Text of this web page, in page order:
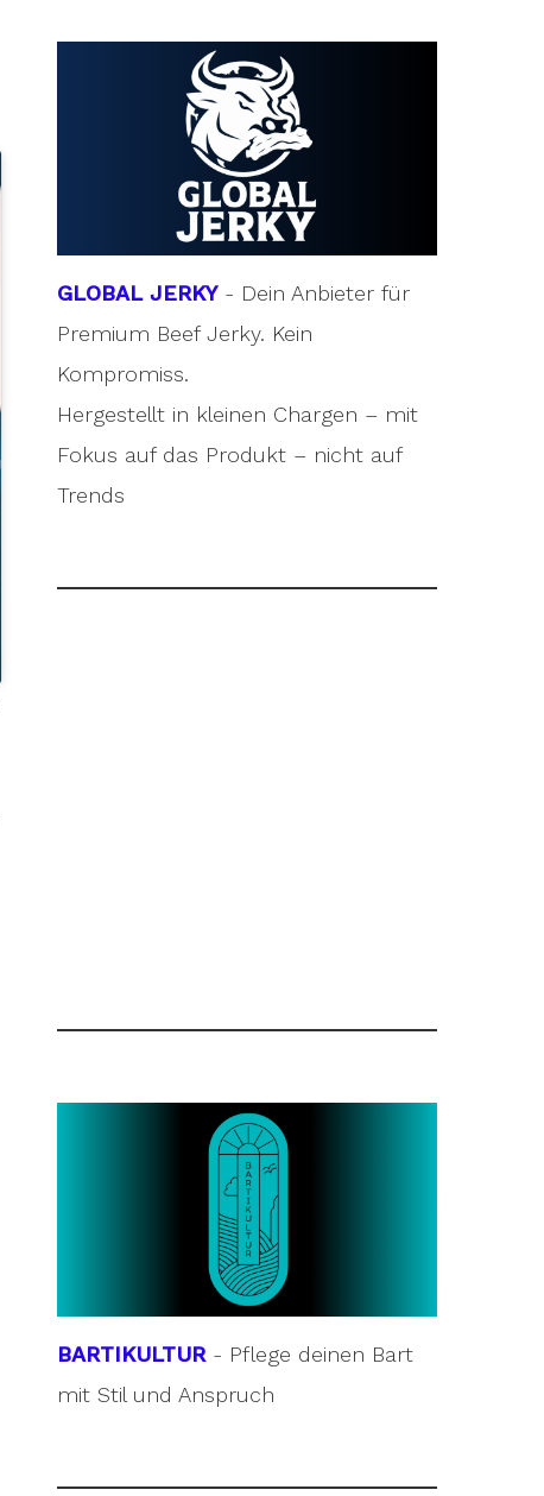
GLOBAL JERKY- Dein Anbieter für
Premium Beef Jerky. Kein
Kompromiss.
Hergestellt in kleinen Chargen – mit
Fokus auf das Produkt – nicht auf
Trends
BARTIKULTUR- Pflege deinen Bart
mit Stil und Anspruch